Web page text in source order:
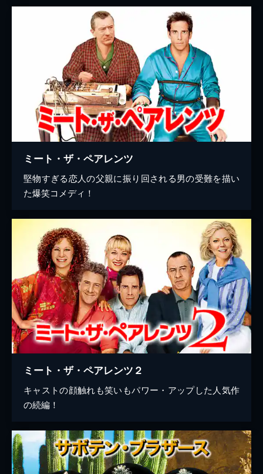
ミート・ザ・ペアレンツ
堅物すぎる恋人の父親に振り回される男の受難を描い
た爆笑コメディ！
ミート・ザ・ペアレンツ２
キャストの顔触れも笑いもパワー・アップした人気作
の続編！